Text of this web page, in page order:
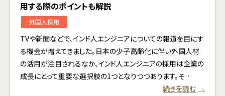
用する際のポイントも解説
外国人採用
TVや新聞などで、インド人エンジニアについての報道を目にす
る機会が増えてきました。日本の少子高齢化に伴い外国人材
の活用が注目されるなか、インド人エンジニアの採用は企業の
成長にとって重要な選択肢の1つとなりつつあります。そ…
続きを読む